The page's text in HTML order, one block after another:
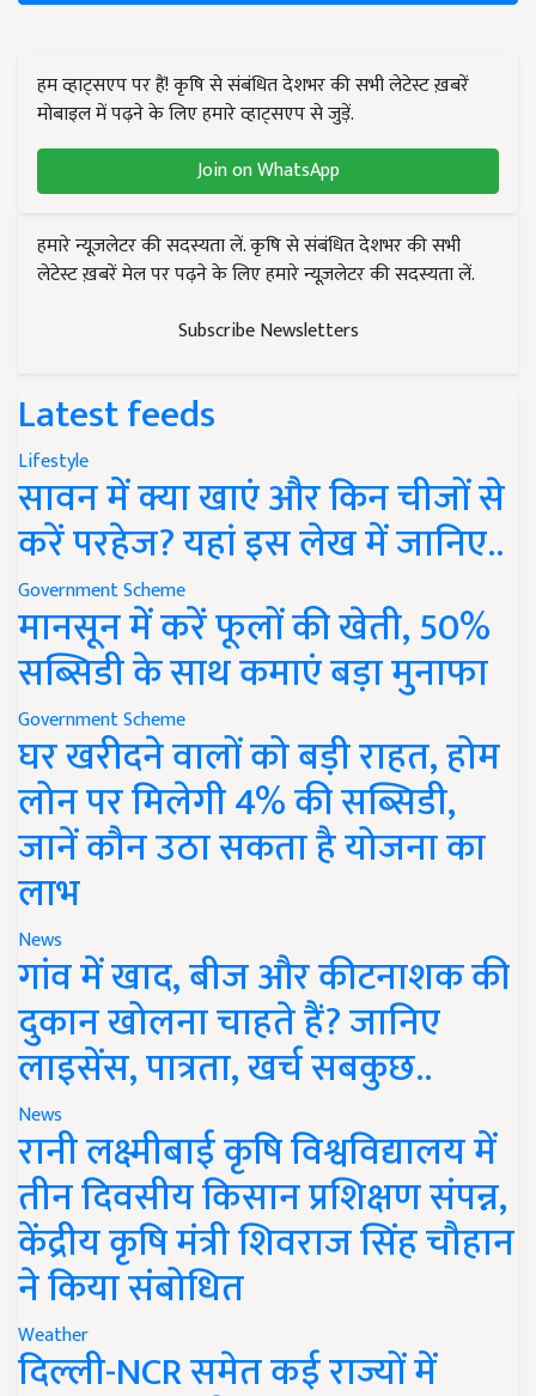
हम व्हाट्सएप पर हैं! कृषि से संबंधित देशभर की सभी लेटेस्ट ख़बरें
मोबाइल में पढ़ने के लिए हमारे व्हाट्सएप से जुड़ें.
Join on WhatsApp
हमारे न्यूज़लेटर की सदस्यता लें. कृषि से संबंधित देशभर की सभी
लेटेस्ट ख़बरें मेल पर पढ़ने के लिए हमारे न्यूज़लेटर की सदस्यता लें.
Subscribe Newsletters
Latest feeds
Lifestyle
सावन में क्या खाएं और किन चीजों से
करें परहेज? यहां इस लेख में जानिए..
Government Scheme
मानसून में करें फूलों की खेती, 50%
सब्सिडी के साथ कमाएं बड़ा मुनाफा
Government Scheme
घर खरीदने वालों को बड़ी राहत, होम
लोन पर मिलेगी 4% की सब्सिडी,
जानें कौन उठा सकता है योजना का
लाभ
News
गांव में खाद, बीज और कीटनाशक की
दुकान खोलना चाहते हैं? जानिए
लाइसेंस, पात्रता, खर्च सबकुछ..
News
रानी लक्ष्मीबाई कृषि विश्वविद्यालय में
तीन दिवसीय किसान प्रशिक्षण संपन्न,
केंद्रीय कृषि मंत्री शिवराज सिंह चौहान
ने किया संबोधित
Weather
दिल्ली-NCR समेत कई राज्यों में